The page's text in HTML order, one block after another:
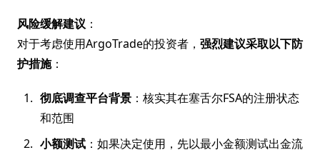
风险缓解建议 ：
对于考虑使用ArgoTrade的投资者， 强烈建议采取以下防
护措施：
彻底调查平台背景 ：核实其在塞舌尔FSA的注册状态
和范围
小额测试 ：如果决定使用，先以最小金额测试出金流